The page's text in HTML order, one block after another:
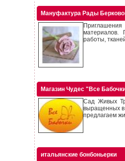
Мануфактура Рады
материалов.
работы,
Магазин Чудес "Все
Сад Живых
выращенных в
предлагаем
итальянские бонбоньерки